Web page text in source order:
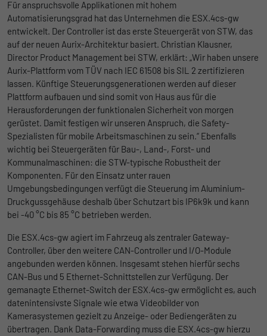
Für anspruchsvolle Applikationen mit hohem
Automatisierungsgrad hat das Unternehmen die ESX.4cs-gw
entwickelt. Der Controller ist das erste Steuergerät von STW, das
auf der neuen Aurix-Architektur basiert. Christian Klausner,
Director Product Management bei STW, erklärt: „Wir haben unsere
Aurix-Plattform vom TÜV nach IEC 61508 bis SIL 2 zertifizieren
lassen. Künftige Steuerungsgenerationen werden auf dieser
Plattform aufbauen und sind somit von Haus aus für die
Herausforderungen der funktionalen Sicherheit von morgen
gerüstet. Damit festigen wir unseren Anspruch, die Safety-
Spezialisten für mobile Arbeitsmaschinen zu sein.“ Ebenfalls
wichtig bei Steuergeräten für Bau-, Land-, Forst- und
Kommunalmaschinen: die STW-typische Robustheit der
Komponenten. Für den Einsatz unter rauen
Umgebungsbedingungen verfügt die Steuerung im Aluminium-
Druckgussgehäuse deshalb über Schutzart bis IP6k9k und kann
bei -40 °C bis 85 °C betrieben werden.
Die ESX.4cs-gw agiert im Fahrzeug als zentraler Gateway-
Controller, über den weitere CAN-Controller und I/O-Module
angebunden werden können. Insgesamt stehen hierfür sechs
CAN-Bus und 5 Ethernet-Schnittstellen zur Verfügung. Der
gemanagte Ethernet-Switch der ESX.4cs-gw ermöglicht es, auch
datenintensivste Signale wie etwa Videobilder von
Kamerasystemen gezielt zu Anzeige- oder Bediengeräten zu
übertragen. Dank Data-Forwarding muss die ESX.4cs-gw hierzu
Zweck
Registriert eine eindeutige ID, die
verwendet wird, um statistische Daten
dazu, wie der Besucher die Website nutzt,
zu generieren.
Name _gat
Anbieter Google
Laufzeit 1 Tag
Zweck
Google Analytics nimmt sich diesen Cookie
zur Hilfe, um die Anforderungsrate zu
drosseln und die Datenerfassung auf
Websites mit hohem Datenverkehr zu
begrenzen.
Name _gid
Anbieter Google
Laufzeit 1 Tag
Registriert eine eindeutige ID, die
Ohne diese Einbindung können die Jobangebote nicht
dargestellt werden.
Name _bms_session
Anbieter Empfehlungsbund
Laufzeit 1 Jahr
Zweck
Wird von Empfehlungsbund.de gesetzt, um
die Session des Besuchers für Bewerbungs-
und Empfehlungsfunktionen zu speichern.
Cookie-Informationen anzeigen
LinkedIn/Marketing
Das LinkedIn Insight Tag wird verwendet, um Besuche und
Aktionen auf unserer Website nachzuverfolgen. Die Daten
helfen uns, die Wirksamkeit von Werbekampagnen zu messen
und interessenbasierte Werbung auf LinkedIn anzuzeigen.
Name li_gc
Anbieter LinkedIn
Laufzeit 6 Monate
Zweck
Verwendung von Cookies für nicht
wesentliche Zwecke.
Name lidc
Anbieter LinkedIn
Cookie-Informationen anzeigen